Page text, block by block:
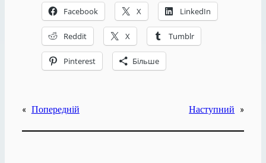
Facebook X LinkedIn
Reddit X Tumblr
Pinterest Більше
« Попередній Наступний »